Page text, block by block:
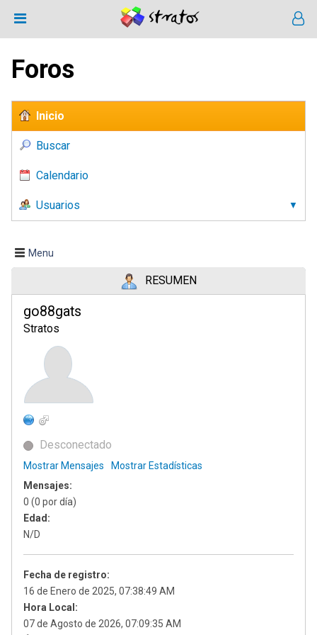
Foros
Inicio
Buscar
Calendario
Usuarios
Menu
RESUMEN
go88gats
Stratos
Desconectado
Mostrar Mensajes
Mostrar Estadísticas
Mensajes:
0 (0 por día)
Edad:
N/D
Fecha de registro:
16 de Enero de 2025, 07:38:49 AM
Hora Local:
07 de Agosto de 2026, 07:09:35 AM